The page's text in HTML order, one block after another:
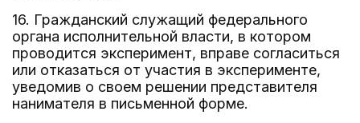
16. Гражданский служащий федерального
органа исполнительной власти, в котором
проводится эксперимент, вправе согласиться
или отказаться от участия в эксперименте,
уведомив о своем решении представителя
нанимателя в письменной форме.